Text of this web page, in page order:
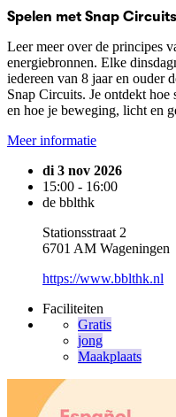
Spelen met Snap Circuits
Leer meer over de principes
energiebronnen. Elke
iedereen van 8 jaar en ouder
Snap Circuits. Je ontdekt
en hoe je beweging, licht en
Meer informatie
di 3 nov 2026
15:00 - 16:00
de bblthk
Stationsstraat 2
6701 AM Wageningen
https://www.bblthk.nl
Faciliteiten
Gratis
jong
Maakplaats